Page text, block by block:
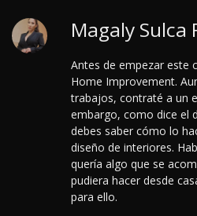
Magaly Sulca
Antes de empezar este
Home Improvement.
trabajos, contraté a un
embargo, como dice el
debes saber cómo lo
diseño de interiores.
quería algo que se
pudiera hacer desde
para ello.